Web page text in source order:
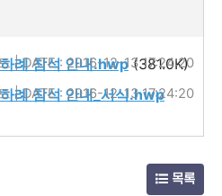
례 참석 안내.hwp(381.0K)
| DATE : 2016-12-13 17:24:20
례 참석 안내_서식.hwp
| DATE : 2016-12-13 17:24:20
목록